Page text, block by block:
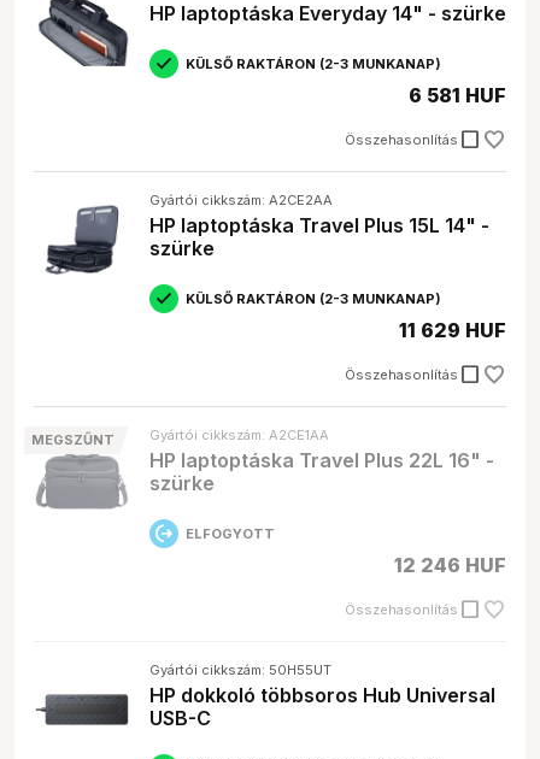
HP laptoptáska Everyday 14" - szürke
KÜLSŐ RAKTÁRON (2-3 MUNKANAP)
Összehasonlítás check_box_outline_blank
6 581 HUF
Gyártói cikkszám: A2CE2AA
HP laptoptáska Travel Plus 15L 14" -
szürke
KÜLSŐ RAKTÁRON (2-3 MUNKANAP)
Összehasonlítás check_box_outline_blank
11 629 HUF
MEGSZŰNT Gyártói cikkszám: A2CE1AA
HP laptoptáska Travel Plus 22L 16" -
szürke
ELFOGYOTT
Összehasonlítás check_box_outline_blank
12 246 HUF
Gyártói cikkszám: 50H55UT
HP dokkoló többsoros Hub Universal
USB-C